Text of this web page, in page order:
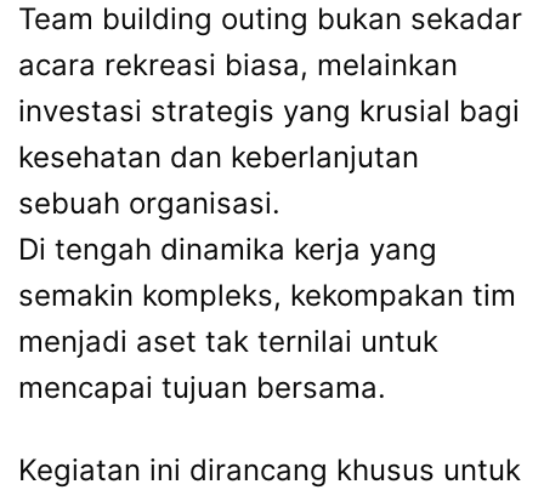
Team building outing bukan sekadar
acara rekreasi biasa, melainkan
investasi strategis yang krusial bagi
kesehatan dan keberlanjutan
sebuah organisasi.
Di tengah dinamika kerja yang
semakin kompleks, kekompakan tim
menjadi aset tak ternilai untuk
mencapai tujuan bersama.
Kegiatan ini dirancang khusus untuk